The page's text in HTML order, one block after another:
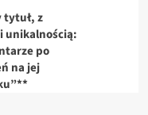
tytuł, z
unikalnością:
po
na jej